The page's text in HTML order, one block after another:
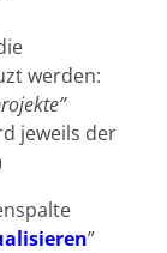
werden:
jeweils der
”